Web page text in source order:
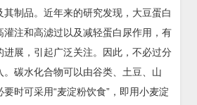
制品。近年来的研究发现，大豆蛋白
灌注和高滤过以及减轻蛋白尿作用，有
进展，引起广泛关注。因此，不必过分
碳水化合物可以由谷类、土豆、山
时可采用“麦淀粉饮食”，即用小麦淀